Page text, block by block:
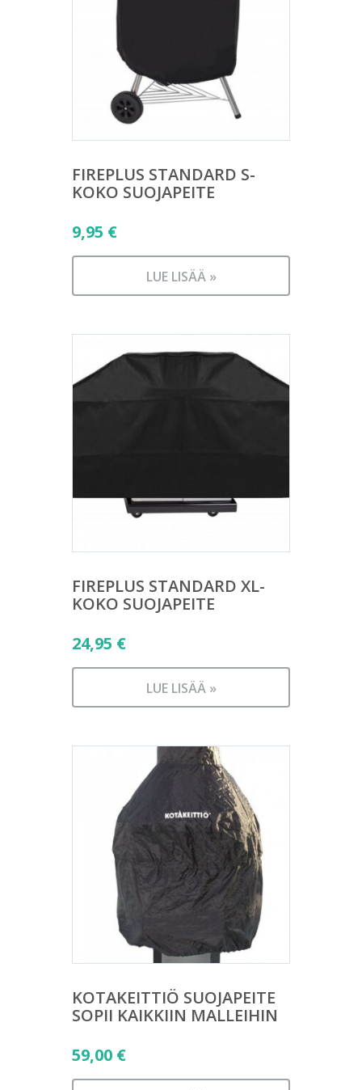
FIREPLUS STANDARD S-
KOKO SUOJAPEITE
9,95 €
LUE LISÄÄ »
FIREPLUS STANDARD XL-
KOKO SUOJAPEITE
24,95 €
LUE LISÄÄ »
KOTAKEITTIÖ SUOJAPEITE
SOPII KAIKKIIN MALLEIHIN
59,00 €